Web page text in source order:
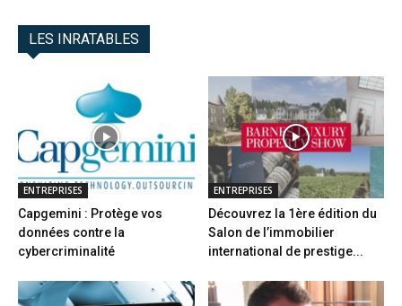
LES INRATABLES
ENTREPRISES
Capgemini : Protège vos
données contre la
cybercriminalité
ENTREPRISES
Découvrez la 1ère édition du
Salon de l’immobilier
international de prestige...